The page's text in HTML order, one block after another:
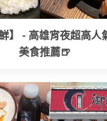
】 - 高雄宵夜超高人
美食推薦🍺